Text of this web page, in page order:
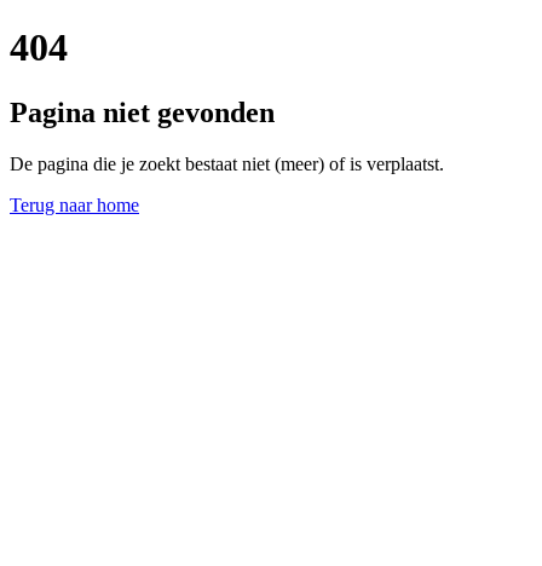
404
Pagina niet gevonden
De pagina die je zoekt bestaat niet (meer) of is verplaatst.
Terug naar home